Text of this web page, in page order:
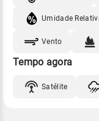
Umidade
Vento
Tempo agora
Satélite